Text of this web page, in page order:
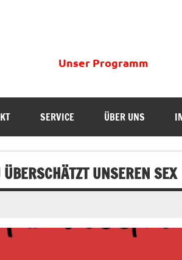
Unser Programm
SERVICE ÜBER UNS
UNSEREN SEX